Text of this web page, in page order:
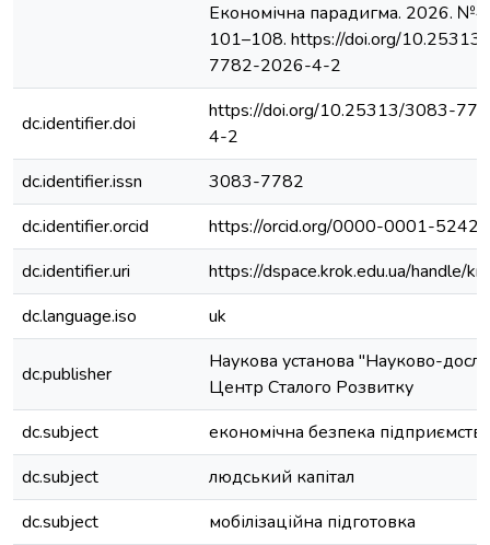
Економічна парадигма. 2026.
101–108. https://doi.org/
7782-2026-4-2
dc.identifier.doi
https://doi.org/10.25313/3083-
4-2
dc.identifier.issn
3083-7782
dc.identifier.orcid
https://orcid.org/0000-0001-
dc.identifier.uri
https://dspace.krok.edu.ua/handle/
dc.language.iso
uk
dc.publisher
Наукова установа "Науково-
Центр Сталого Розвитку
dc.subject
економічна безпека підприємства
dc.subject
людський капітал
dc.subject
мобілізаційна підготовка